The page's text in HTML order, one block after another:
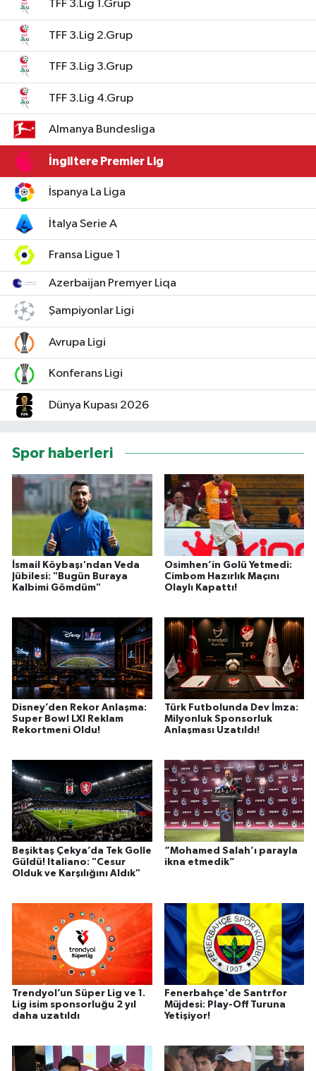
TFF 3.Lig 1.Grup
TFF 3.Lig 2.Grup
TFF 3.Lig 3.Grup
TFF 3.Lig 4.Grup
Almanya Bundesliga
İngiltere Premier Lig
İspanya La Liga
İtalya Serie A
Fransa Ligue 1
Azerbaijan Premyer Liqa
Şampiyonlar Ligi
Avrupa Ligi
Konferans Ligi
Dünya Kupası 2026
Spor haberleri
İsmail Köybaşı'ndan Veda
Jübilesi: "Bugün Buraya
Kalbimi Gömdüm"
Osimhen’in Golü Yetmedi:
Cimbom Hazırlık Maçını
Olaylı Kapattı!
Disney’den Rekor Anlaşma:
Super Bowl LXI Reklam
Rekortmeni Oldu!
Türk Futbolunda Dev İmza:
Milyonluk Sponsorluk
Anlaşması Uzatıldı!
Beşiktaş Çekya’da Tek Golle
Güldü! Italiano: "Cesur
Olduk ve Karşılığını Aldık"
“Mohamed Salah’ı parayla
ikna etmedik”
Trendyol’un Süper Lig ve 1.
Lig isim sponsorluğu 2 yıl
daha uzatıldı
Fenerbahçe'de Santrfor
Müjdesi: Play-Off Turuna
Yetişiyor!